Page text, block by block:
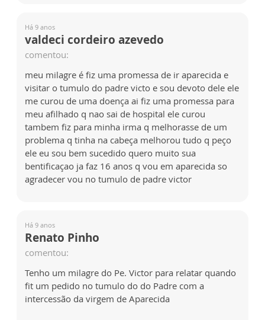
Há 9 anos
valdeci cordeiro azevedo
comentou:
meu milagre é fiz uma promessa de ir aparecida e
visitar o tumulo do padre victo e sou devoto dele ele
me curou de uma doença ai fiz uma promessa para
meu afilhado q nao sai de hospital ele curou
tambem fiz para minha irma q melhorasse de um
problema q tinha na cabeça melhorou tudo q peço
ele eu sou bem sucedido quero muito sua
bentificaçao ja faz 16 anos q vou em aparecida so
agradecer vou no tumulo de padre victor
Há 9 anos
Renato Pinho
comentou:
Tenho um milagre do Pe. Victor para relatar quando
fit um pedido no tumulo do do Padre com a
intercessão da virgem de Aparecida